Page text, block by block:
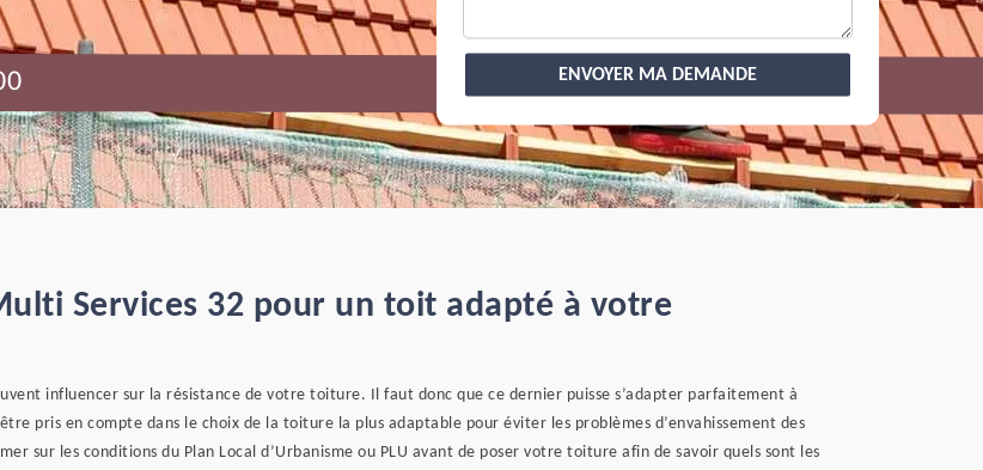
Services 32 pour un toit adapté à votre
influencer sur la résistance de votre toiture. Il faut donc que ce dernier puisse s’adapter parfaitement à
pris en compte dans le choix de la toiture la plus adaptable pour éviter les problèmes d’envahissement des
sur les conditions du Plan Local d’Urbanisme ou PLU avant de poser votre toiture afin de savoir quels sont les